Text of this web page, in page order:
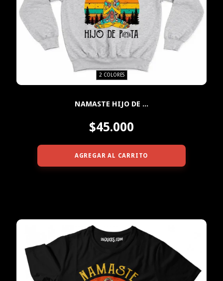
2 COLORES
NAMASTE HIJO DE ...
$45.000
AGREGAR AL CARRITO